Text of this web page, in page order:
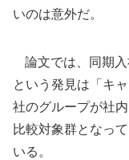
いのは意外だ。
論文では、同期
という発見は「キ
社のグループが社
比較対象群となっ
いる。